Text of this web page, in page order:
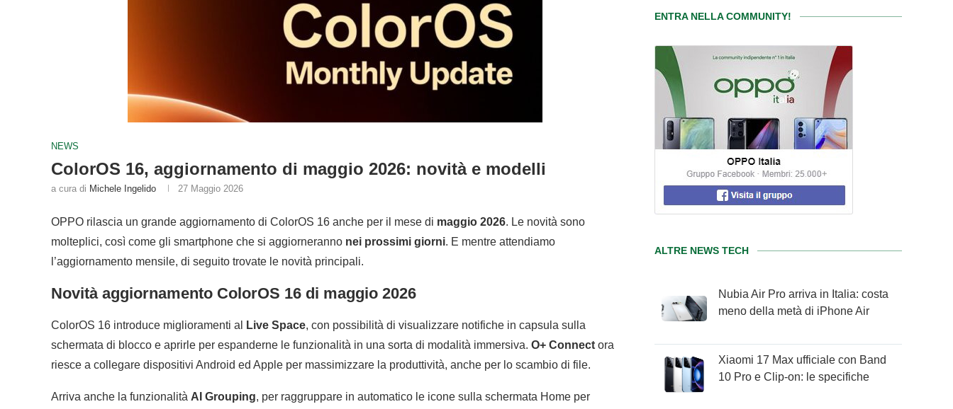
NEWS
ColorOS 16, aggiornamento di maggio 2026: novità e modelli
a cura di Michele Ingelido 27 Maggio 2026
OPPO rilascia un grande aggiornamento di ColorOS 16 anche per il mese di maggio 2026. Le novità sono
molteplici, così come gli smartphone che si aggiorneranno nei prossimi giorni. E mentre attendiamo
l’aggiornamento mensile, di seguito trovate le novità principali.
Novità aggiornamento ColorOS 16 di maggio 2026
ColorOS 16 introduce miglioramenti al Live Space, con possibilità di visualizzare notifiche in capsula sulla
schermata di blocco e aprirle per espanderne le funzionalità in una sorta di modalità immersiva. O+ Connect ora
riesce a collegare dispositivi Android ed Apple per massimizzare la produttività, anche per lo scambio di file.
Arriva anche la funzionalità AI Grouping, per raggruppare in automatico le icone sulla schermata Home per
ENTRA NELLA COMMUNITY!
ALTRE NEWS TECH
Nubia Air Pro arriva in Italia: costa
meno della metà di iPhone Air
Xiaomi 17 Max ufficiale con Band
10 Pro e Clip-on: le specifiche